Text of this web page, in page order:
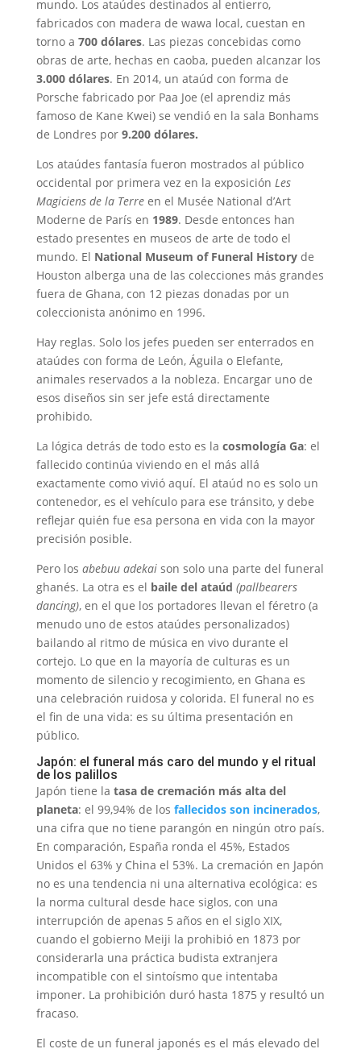
mundo. Los ataúdes destinados al entierro,
fabricados con madera de wawa local, cuestan en
torno a 700 dólares. Las piezas concebidas como
obras de arte, hechas en caoba, pueden alcanzar los
3.000 dólares. En 2014, un ataúd con forma de
Porsche fabricado por Paa Joe (el aprendiz más
famoso de Kane Kwei) se vendió en la sala Bonhams
de Londres por9.200 dólares.
Los ataúdes fantasía fueron mostrados al público
occidental por primera vez en la exposición Les
Magiciens de la Terreen el Musée National d’Art
Moderne de París en 1989. Desde entonces han
estado presentes en museos de arte de todo el
mundo. El National Museum of Funeral Historyde
Houston alberga una de las colecciones más grandes
fuera de Ghana, con 12 piezas donadas por un
coleccionista anónimo en 1996.
Hay reglas. Solo los jefes pueden ser enterrados en
ataúdes con forma de León, Águila o Elefante,
animales reservados a la nobleza. Encargar uno de
esos diseños sin ser jefe está directamente
prohibido.
La lógica detrás de todo esto es la cosmología Ga: el
fallecido continúa viviendo en el más allá
exactamente como vivió aquí. El ataúd no es solo un
contenedor, es el vehículo para ese tránsito, y debe
reflejar quién fue esa persona en vida con la mayor
precisión posible.
Pero los abebuu adekaison solo una parte del funeral
ghanés. La otra es el baile del ataúd (pallbearers
dancing), en el que los portadores llevan el féretro (a
menudo uno de estos ataúdes personalizados)
bailando al ritmo de música en vivo durante el
cortejo. Lo que en la mayoría de culturas es un
momento de silencio y recogimiento, en Ghana es
una celebración ruidosa y colorida. El funeral no es
el fin de una vida: es su última presentación en
público.
Japón: el funeral más caro del mundo y el ritual
de los palillos
Japón tiene la tasa de cremación más alta del
planeta: el 99,94% de los fallecidos son incinerados,
una cifra que no tiene parangón en ningún otro país.
En comparación, España ronda el 45%, Estados
Unidos el 63% y China el 53%. La cremación en Japón
no es una tendencia ni una alternativa ecológica: es
la norma cultural desde hace siglos, con una
interrupción de apenas 5 años en el siglo XIX,
cuando el gobierno Meiji la prohibió en 1873 por
considerarla una práctica budista extranjera
incompatible con el sintoísmo que intentaba
imponer. La prohibición duró hasta 1875 y resultó un
fracaso.
El coste de un funeral japonés es el más elevado del